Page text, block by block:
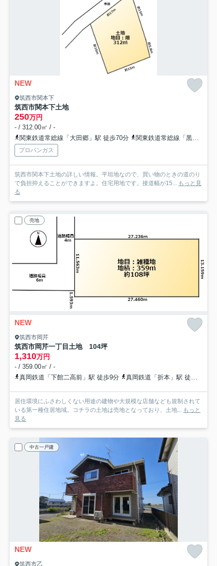
NEW
筑西市関本下
筑西市関本下土地
250万円
- / 312.00㎡ / -
関東鉄道常総線「大田郷」駅 徒歩70分
関東鉄道常総線「黒子」駅 徒歩68分
プロパンガス
筑西市関本下土地の詳しい情報。平坦地なので、買い物のときの道のり
で負担抑えることができますよ。住宅用地です。接道幅が15... もっと見
る
売地
NEW
筑西市岡芹
筑西市岡芹一丁目土地 104坪
1,310万円
- / 359.00㎡ / -
真岡鉄道「下館二高前」駅 徒歩9分
真岡鉄道「折本」駅 徒歩26分
居住環境にふさわしくない用途の建物や大規模な店舗なども規制されて
いる第一種住居地域。コチラの土地は売地となっており、土地... もっと
見る
中古一戸建
NEW
筑西市乙